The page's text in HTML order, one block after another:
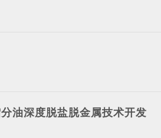
油深度脱盐脱金属技术开发